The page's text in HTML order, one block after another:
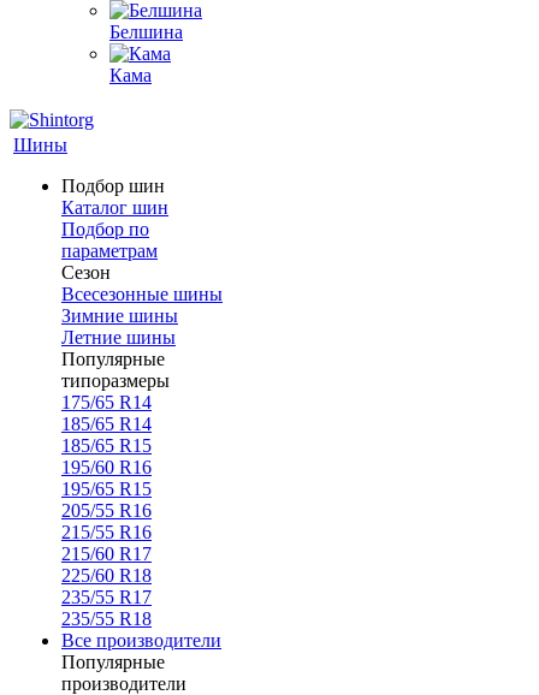
Белшина
Кама
Шины
Подбор шин
Каталог шин
Подбор по
параметрам
Сезон
Всесезонные шины
Зимние шины
Летние шины
Популярные
типоразмеры
175/65 R14
185/65 R14
185/65 R15
195/60 R16
195/65 R15
205/55 R16
215/55 R16
215/60 R17
225/60 R18
235/55 R17
235/55 R18
Все производители
Популярные
производители